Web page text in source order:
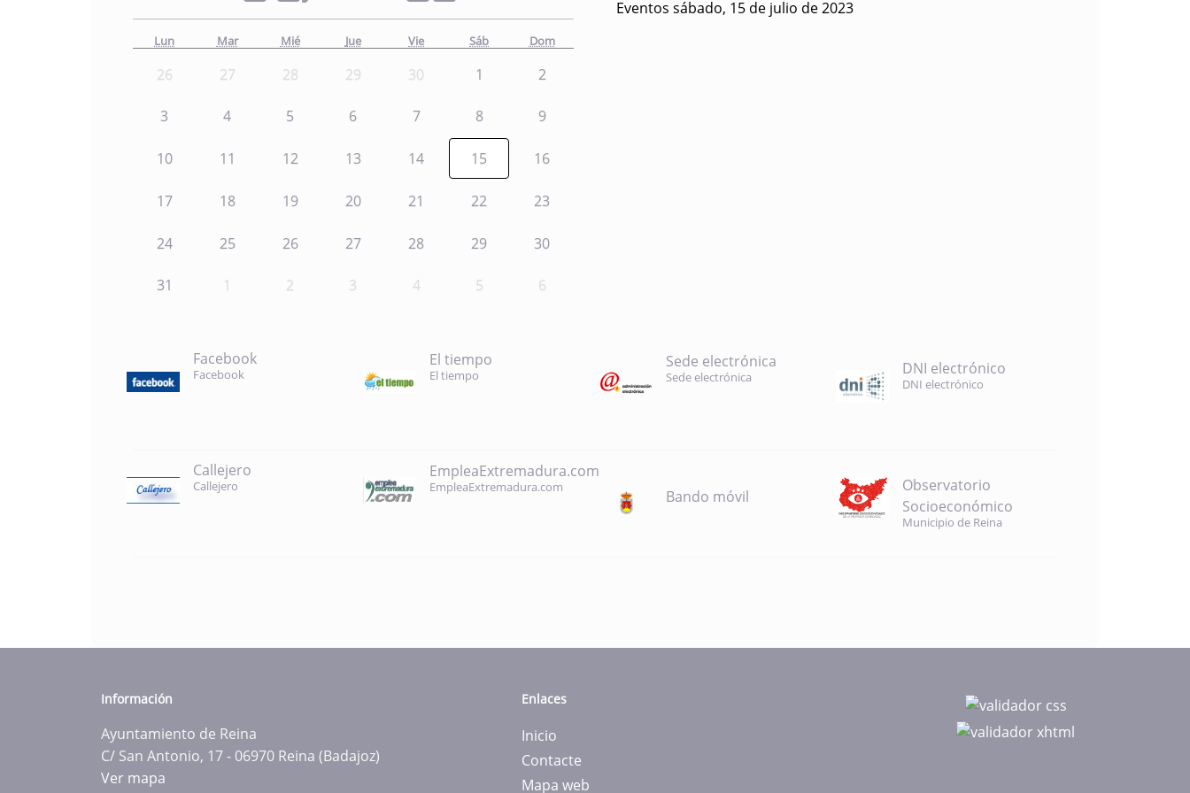
Lun Mar Mié Jue Vie Sáb Dom
26 27 28 29 30 1 2
3 4 5 6 7 8 9
10 11 12 13 14 15 16
17 18 19 20 21 22 23
24 25 26 27 28 29 30
31 1 2 3 4 5 6
Eventos sábado, 15 de julio de 2023
Facebook
Facebook
El tiempo
El tiempo
Sede electrónica
Sede electrónica DNI electrónico
DNI electrónico
Callejero
Callejero
EmpleaExtremadura.com
EmpleaExtremadura.com
Bando móvil
Observatorio
Socioeconómico
Municipio de Reina
Información
Ayuntamiento de Reina
C/ San Antonio, 17 - 06970 Reina (Badajoz)
Ver mapa
Enlaces
Inicio
Contacte
Mapa web